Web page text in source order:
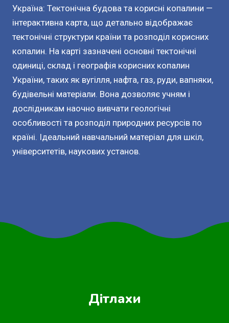
Україна: Тектонічна будова та корисні копалини —
інтерактивна карта, що детально відображає
тектонічні структури країни та розподіл корисних
копалин. На карті зазначені основні тектонічні
одиниці, склад і географія корисних копалин
України, таких як вугілля, нафта, газ, руди, вапняки,
будівельні матеріали. Вона дозволяє учням і
дослідникам наочно вивчати геологічні
особливості та розподіл природних ресурсів по
країні. Ідеальний навчальний матеріал для шкіл,
університетів, наукових установ.
Дітлахи